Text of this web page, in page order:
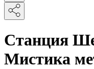
Станция
Мистика